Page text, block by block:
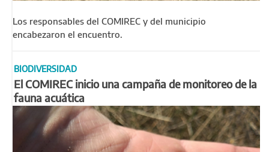
Los responsables del COMIREC y del municipio
encabezaron el encuentro.
BIODIVERSIDAD
El COMIREC inicio una campaña de monitoreo de la
fauna acuática